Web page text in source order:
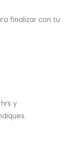
finalizar con tu
y